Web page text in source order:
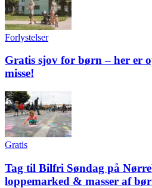
Forlystelser
Gratis sjov for børn – her er
misse!
Gratis
Tag til Bilfri Søndag på
loppemarked & masser af